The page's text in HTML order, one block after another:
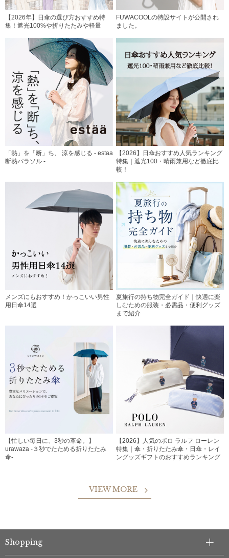
【2026年】日傘の選び方おすすめ特
集！遮光100%や折りたたみや軽量
FUWACOOLの特設サイトが公開され
ました。
「熱」を「断」ち、 涼を感じる - estaa
断熱パラソル -
【2026】日傘おすすめ人気ランキング
特集｜遮光100・晴雨兼用など徹底比
較！
メンズにもおすすめ！かっこいい男性
用日傘14選
夏旅行の持ち物完全ガイド｜快適に楽
しむための服装・必需品・便利グッズ
まで紹介
【忙しい毎日に、3秒の革命。】
urawaza -３秒でたためる折りたたみ
傘-
【2026】人気のポロ ラルフ ローレン
特集｜傘・折りたたみ傘・日傘・レイ
ングッズギフトのおすすめランキング
VIEW MORE
Shopping